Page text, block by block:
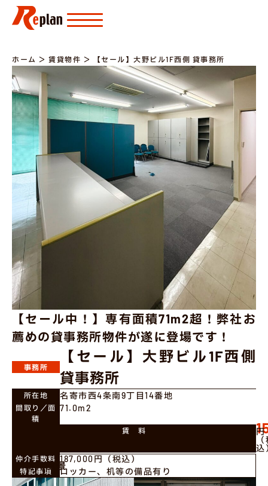
ホーム ＞ 賃貸物件 ＞ 【セール】大野ビル1F西側 貸事務所
【セール中！】専有面積71m2超！弊社お
薦めの貸事務所物件が遂に登場です！
事務所
【セール】大野ビル1F西側
貸事務所
所在地 名寄市西4条南9丁目14番地
間取り／面
積
71.0m2
賃 料
円
込
仲介手数料 187,000円（税込）
特記事項 ロッカー、机等の備品有り
物件風景